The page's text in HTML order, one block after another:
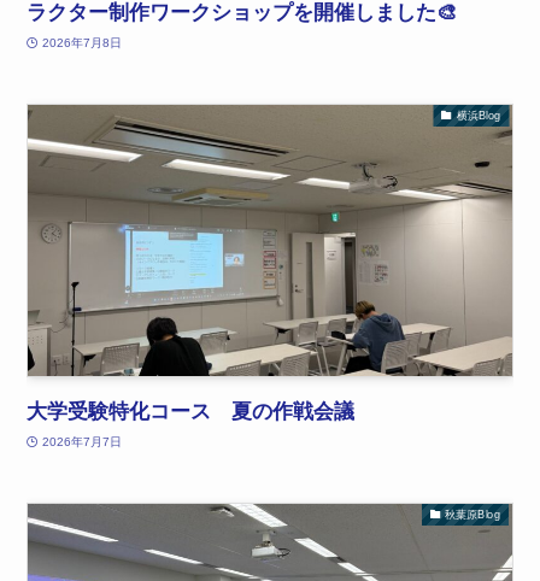
ラクター制作ワークショップを開催しました🎨
2026年7月8日
横浜Blog
大学受験特化コース 夏の作戦会議
2026年7月7日
秋葉原Blog